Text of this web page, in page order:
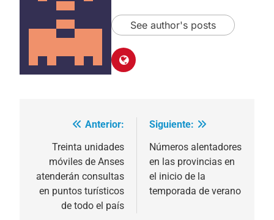
See author's posts
Navegación
entradas
Anterior:
Treinta unidades
móviles de Anses
atenderán consultas
en puntos turísticos
de todo el país
Siguiente:
Números alentadores
en las provincias en
el inicio de la
temporada de verano